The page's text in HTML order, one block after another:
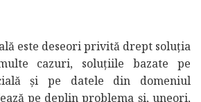
este deseori privită drept soluția
cazuri, soluțiile bazate pe
și pe datele din domeniul
pe deplin problema și, uneori,